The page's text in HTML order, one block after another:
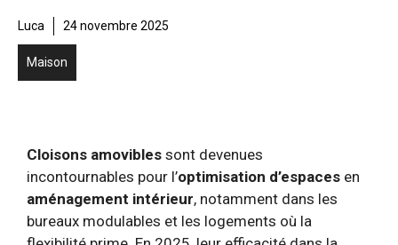
Luca 24 novembre 2025
Maison
Cloisons amovibles sont devenues
incontournables pour l’optimisation d’espaces en
aménagement intérieur, notamment dans les
bureaux modulables et les logements où la